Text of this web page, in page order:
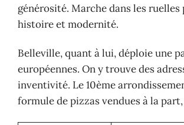
générosité. Marche dans les
histoire et modernité.
Belleville, quant à lui, déploie une
européennes. On y trouve des
inventivité. Le 10ème
formule de pizzas vendues à la